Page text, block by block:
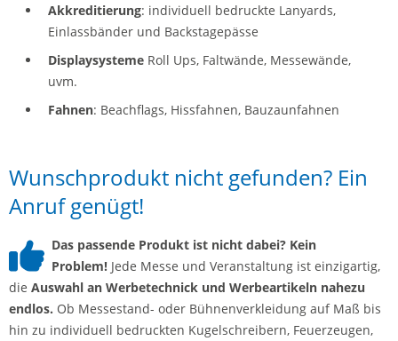
Akkreditierung: individuell bedruckte Lanyards,
Einlassbänder und Backstagepässe
Displaysysteme Roll Ups, Faltwände, Messewände,
uvm.
Fahnen: Beachflags, Hissfahnen, Bauzaunfahnen
Wunschprodukt nicht gefunden? Ein
Anruf genügt!
Das passende Produkt ist nicht dabei? Kein
Problem! Jede Messe und Veranstaltung ist einzigartig,
die Auswahl an Werbetechnick und Werbeartikeln nahezu
endlos. Ob Messestand- oder Bühnenverkleidung auf Maß bis
hin zu individuell bedruckten Kugelschreibern, Feuerzeugen,